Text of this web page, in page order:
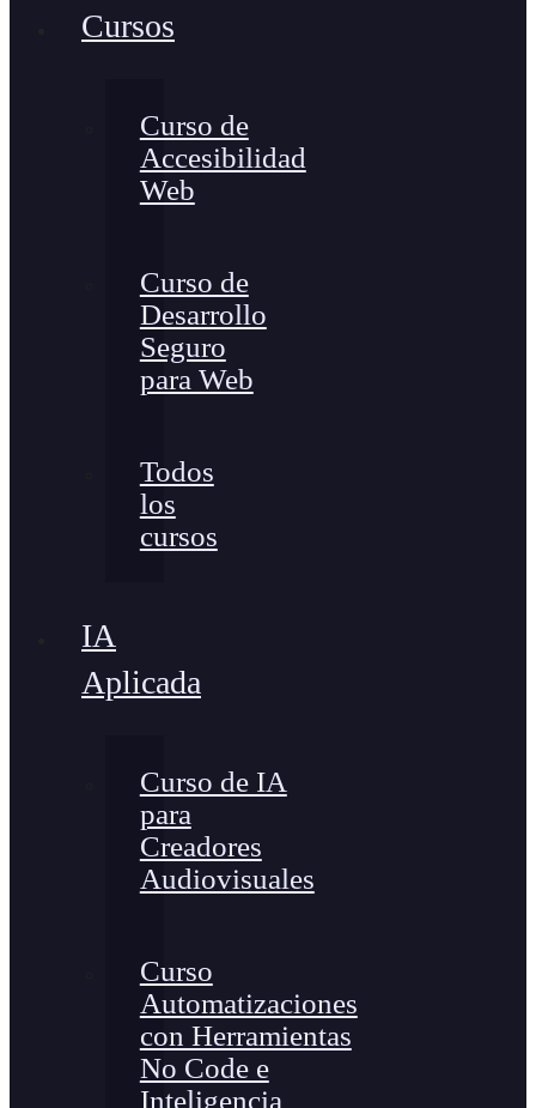
Cursos
Curso de
Accesibilidad
Web
Curso de
Desarrollo
Seguro
para Web
Todos
los
cursos
IA
Aplicada
Curso de IA
para
Creadores
Audiovisuales
Curso
Automatizaciones
con Herramientas
No Code e
Inteligencia